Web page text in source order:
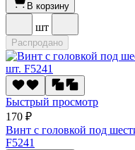
В корзину
шт
Распродано
Быстрый просмотр
170 ₽
Винт с головкой под
F5241